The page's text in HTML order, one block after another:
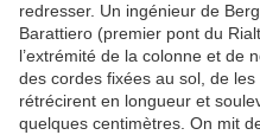
redresser. Un ingénieur de
Barattiero (premier pont du
l’extrémité de la colonne et de
des cordes fixées au sol, de les
rétrécirent en longueur et
quelques centimètres. On mit